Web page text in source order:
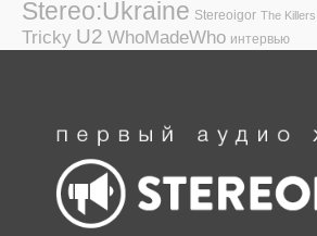
Stereo:Ukraine Stereoigor The Killers
Tricky U2 WhoMadeWho интервью